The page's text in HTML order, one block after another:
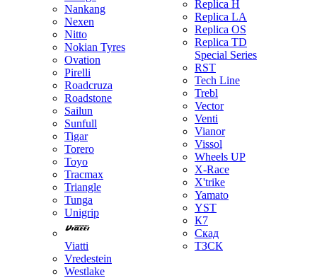
Nankang
Nexen
Nitto
Nokian Tyres
Ovation
Pirelli
Roadcruza
Roadstone
Sailun
Sunfull
Tigar
Torero
Toyo
Tracmax
Triangle
Tunga
Unigrip
Viatti
Vredestein
Westlake
Replica H
Replica LA
Replica OS
Replica TD
Special Series
RST
Tech Line
Trebl
Vector
Venti
Vianor
Vissol
Wheels UP
X-Race
X'trike
Yamato
YST
К7
Скад
ТЗСК